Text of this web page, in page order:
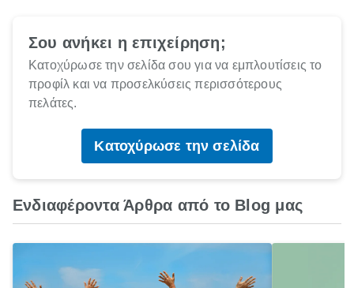
Σου ανήκει η επιχείρηση;
Κατοχύρωσε την σελίδα σου για να εμπλουτίσεις το
προφίλ και να προσελκύσεις περισσότερους
πελάτες.
Κατοχύρωσε την σελίδα
Ενδιαφέροντα Άρθρα από το Blog μας